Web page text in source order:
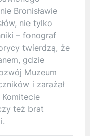
Bronisławie
nie tylko
– fonograf
twierdzą, że
gdzie
Muzeum
i zarażał
też brat